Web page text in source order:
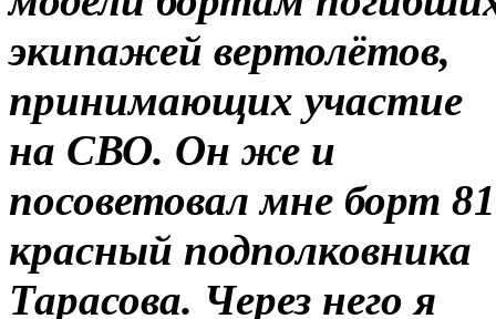
экипажей вертолётов,
принимающих участие
на СВО. Он же и
посоветовал мне борт 81
красный подполковника
Тарасова. Через него я